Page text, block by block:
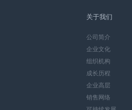
关于我们
公司简介
企业文化
组织机构
成长历程
企业高层
销售网络